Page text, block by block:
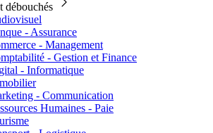
débouchés
- Assurance
- Management
- Gestion et Finance
- Informatique
- Communication
Humaines - Paie